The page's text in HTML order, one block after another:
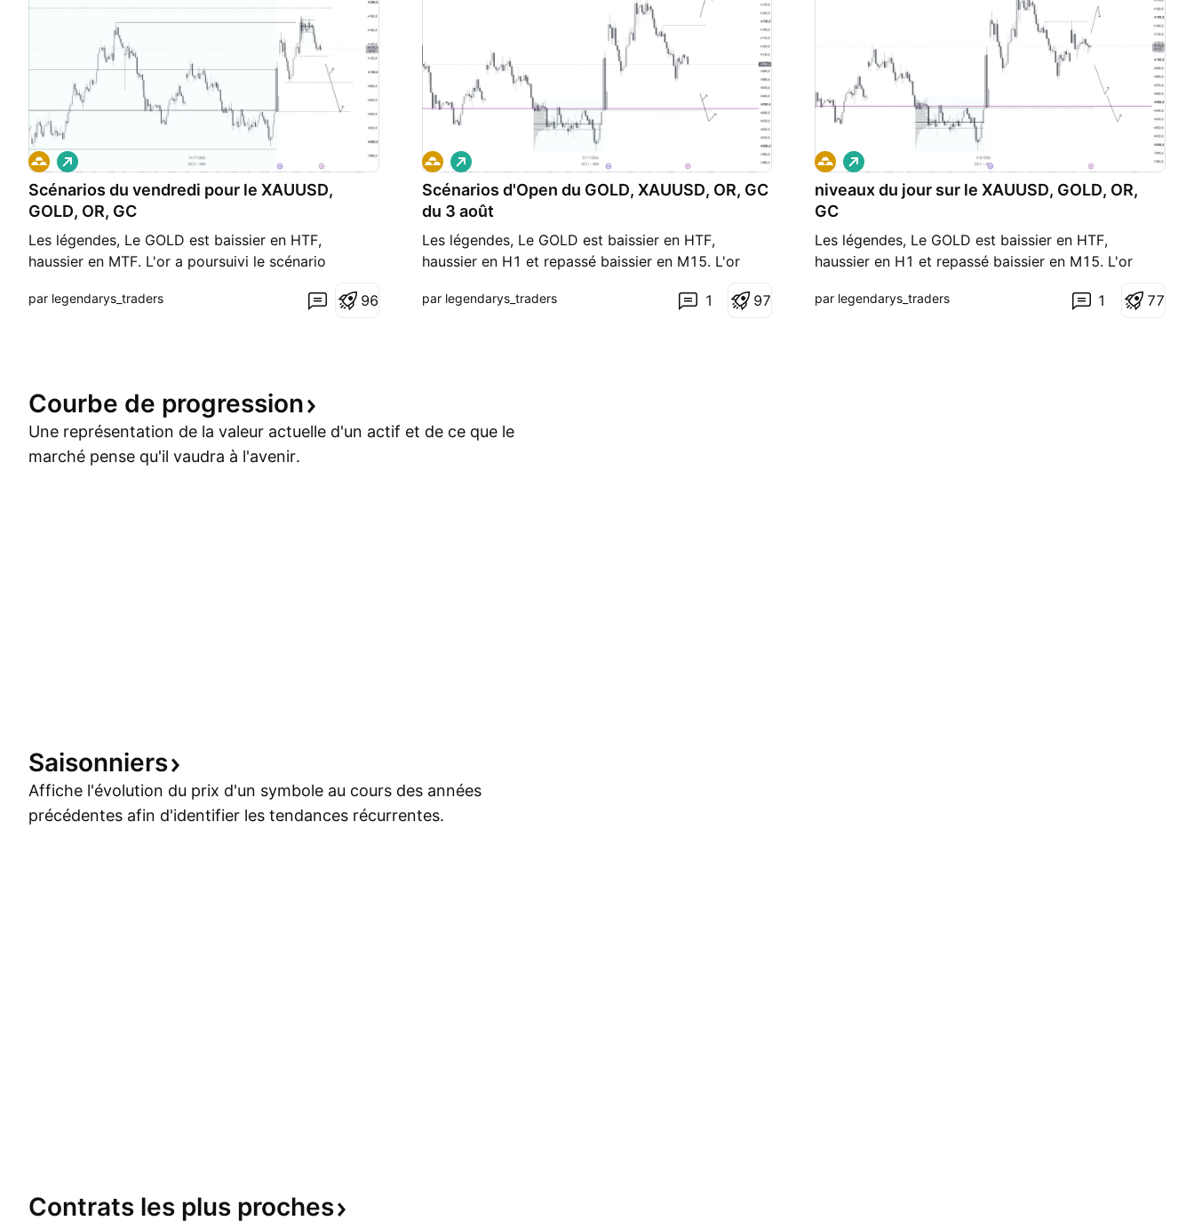
Scénarios du vendredi pour le XAUUSD,
GOLD, OR, GC
Les légendes, Le GOLD est baissier en HTF,
haussier en MTF. L'or a poursuivi le scénario
sera le plus intéressant en terme de probabilités.
L
o
n
g
par legendarys_traders 96
Scénarios d'Open du GOLD, XAUUSD, OR, GC
du 3 août
Les légendes, Le GOLD est baissier en HTF,
haussier en H1 et repassé baissier en M15. L'or
violette est le niveau de prix où le plus de volumes
L
o
n
g
par legendarys_traders 1 97
niveaux du jour sur le XAUUSD, GOLD, OR,
GC
Les légendes, Le GOLD est baissier en HTF,
haussier en H1 et repassé baissier en M15. L'or
violette est le niveau de prix où le plus de volumes
L
o
n
par legendarys_traders 1 77
Courbe de progression
Une représentation de la valeur actuelle d'un actif et de ce que le
marché pense qu'il vaudra à l'avenir.
Saisonniers
Affiche l'évolution du prix d'un symbole au cours des années
précédentes afin d'identifier les tendances récurrentes.
Contrats les plus proches